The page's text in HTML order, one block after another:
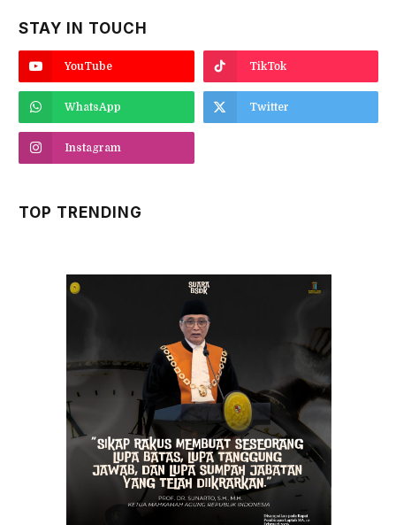
STAY IN TOUCH
YouTube TikTok
WhatsApp Twitter
Instagram
TOP TRENDING